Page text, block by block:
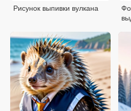
Рисунок выпивки вулкана